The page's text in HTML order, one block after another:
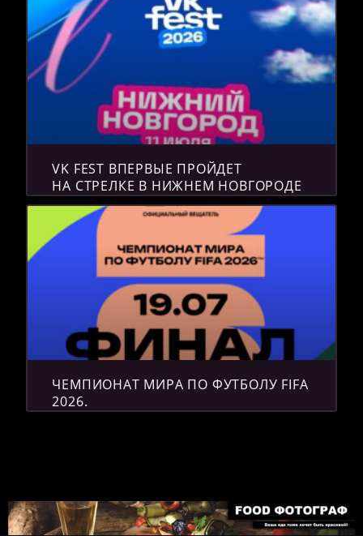
VK FEST ВПЕРВЫЕ ПРОЙДЕТ
НА СТРЕЛКЕ В НИЖНЕМ НОВГОРОДЕ
ЧЕМПИОНАТ МИРА ПО ФУТБОЛУ FIFA
2026.